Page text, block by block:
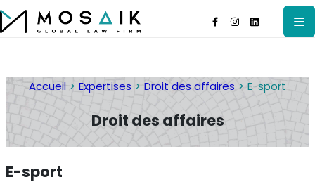
Accueil Expertises Droit des affaires E-sport
Droit des affaires
E-sport